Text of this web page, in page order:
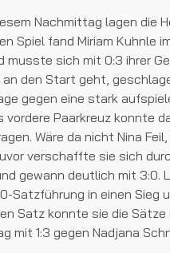
Nachmittag lagen die
Spiel fand Miriam Kuhnle
sich mit 0:3 ihrer
den Start geht,
gegen eine stark
vordere Paarkreuz konnte
Wäre da nicht Nina
verschaffte sie sich
gewann deutlich mit 3:0.
Satzführung in einen Sieg
Satz konnte sie die Sätze
1:3 gegen Nadjana